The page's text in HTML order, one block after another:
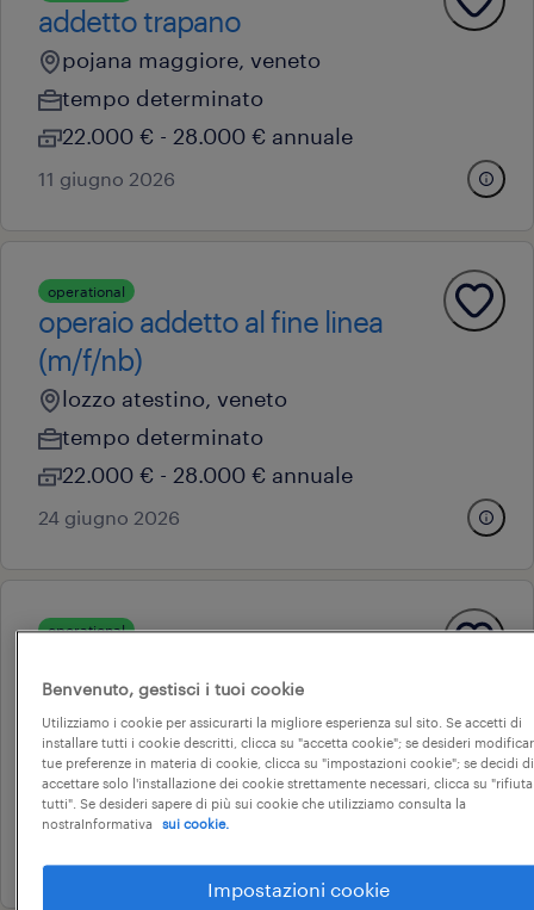
addetto trapano
pojana maggiore, veneto
tempo determinato
22.000 € - 28.000 € annuale
11 giugno 2026
operational
operaio addetto al fine linea
(m/f/nb)
lozzo atestino, veneto
tempo determinato
22.000 € - 28.000 € annuale
24 giugno 2026
operational
turni (m/f/nb)
borgo veneto, veneto
tempo determinato
22.000 € - 28.000 € annuale
Benvenuto, gestisci i tuoi cookie
Utilizziamo i cookie per assicurarti la migliore esperienza sul sito. Se accetti di
installare tutti i cookie descritti, clicca su "accetta cookie"; se desideri
tue preferenze in materia di cookie, clicca su "impostazioni cookie"; se decidi di
accettare solo l'installazione dei cookie strettamente necessari, clicca su "rifiuta
tutti". Se desideri sapere di più sui cookie che utilizziamo consulta la
nostraInformativa
sui cookie.
Impostazioni cookie